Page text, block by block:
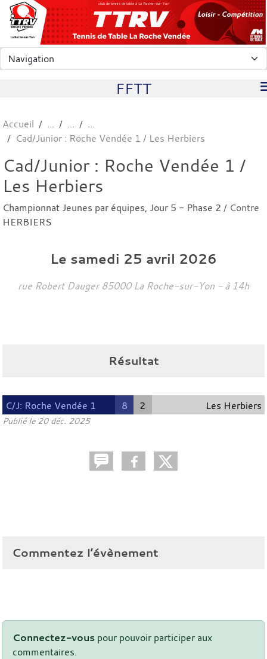
club de tennis de table à La Roche-sur-Yon
FFTT
Accueil
Cad/Junior : Roche Vendée 1 / Les Herbiers
Cad/Junior : Roche Vendée 1 /
Les Herbiers
Championnat Jeunes par équipes, Jour 5 - Phase 2 / Contre
HERBIERS
Le samedi 25 avril 2026
rue Robert Dauger 85000 La Roche-sur-Yon - à 14h
Résultat
C/J: Roche Vendée 1 8 2 Les Herbiers
Publié le 20 déc. 2025
Commentez l’évènement
Connectez-vous pour pouvoir participer aux
commentaires.
Panneau de gestion des cookies